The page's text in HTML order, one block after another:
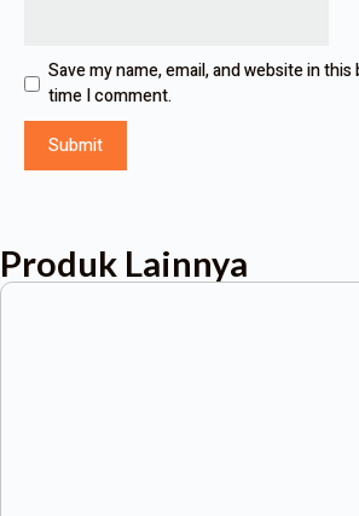
Save my name, email, and website in
time I comment.
Produk Lainnya